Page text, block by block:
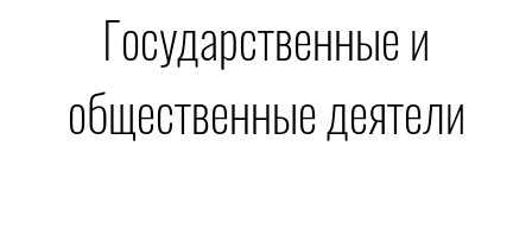
Государственные и
общественные деятели